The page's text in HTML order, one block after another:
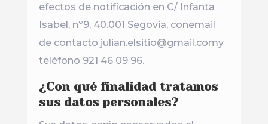
efectos de notificación en C/ Infanta
Isabel, nº9, 40.001 Segovia, conemail
de contacto julian.elsitio@gmail.comy
teléfono 921 46 09 96.
¿Con qué finalidad tratamos
sus datos personales?